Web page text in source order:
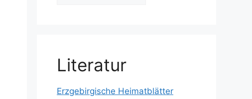
Literatur
Erzgebirgische Heimatblätter